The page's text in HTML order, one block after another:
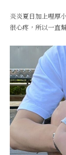
炎炎夏日加上哩厚
很心疼，所以一直